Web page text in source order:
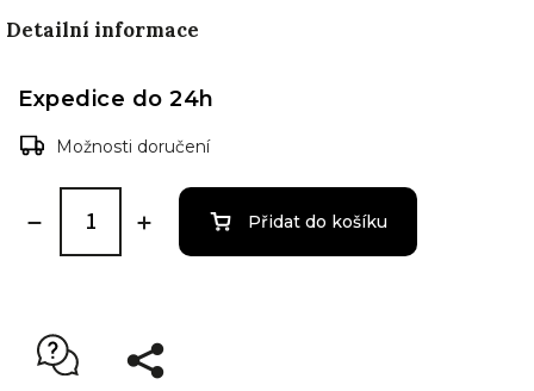
Detailní informace
Expedice do 24h
Možnosti doručení
Přidat do košíku